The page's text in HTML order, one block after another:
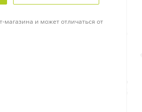
магазина и может отличаться от